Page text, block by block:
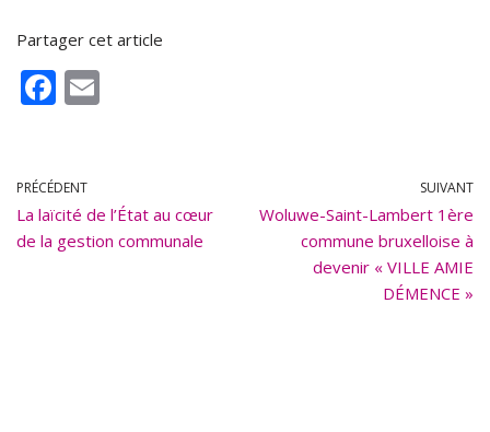
Partager cet article
F
b
o
o
PRÉCÉDENT
La laïcité de l’État au cœur
de la gestion communale
SUIVANT
Woluwe-Saint-Lambert 1ère
commune bruxelloise à
devenir « VILLE AMIE
DÉMENCE »